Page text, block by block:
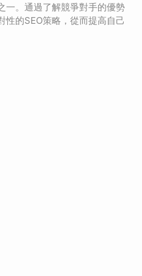
一。通過了解競爭對手的優勢
性的SEO策略，從而提高自己